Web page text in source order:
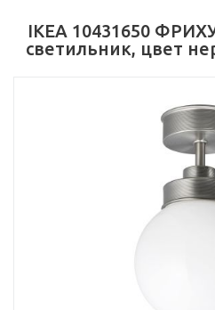
IKEA 10431650
светильник, цвет